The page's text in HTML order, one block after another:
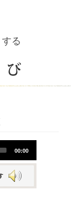
る
00:00